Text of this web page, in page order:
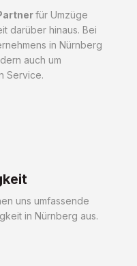
für Umzüge
darüber hinaus. Bei
in Nürnberg
auch um
Service.
uns umfassende
in Nürnberg aus.